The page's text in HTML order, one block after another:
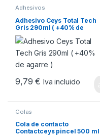
Adhesivos
Adhesivo Ceys Total Tech
Gris 290ml ( +40% de
agarre )
9,79€ Iva incluido
Colas
Cola de contacto
Contactceys pincel 500 ml